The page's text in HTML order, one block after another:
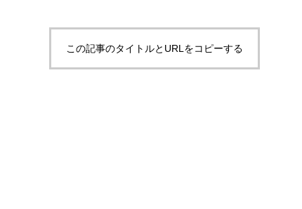
この記事のタイトルとURLをコピーする